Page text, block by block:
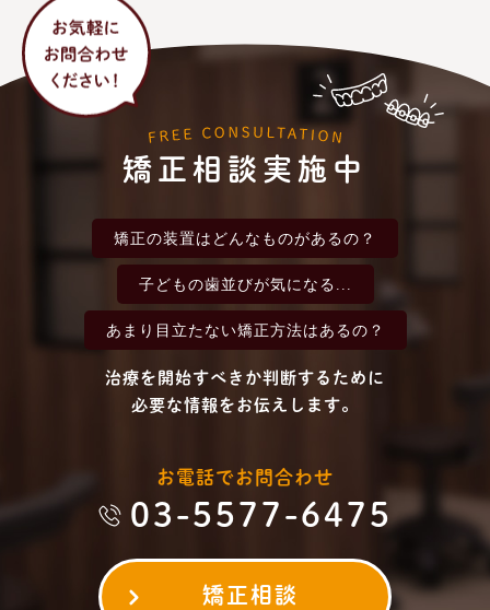
矯正相談実施中
矯正の装置は どんなものがあるの？
子どもの歯並びが気になる...
あまり目立たない矯正方法はあるの？
治療を開始すべきか判断するために
必要な情報をお伝えします。
お電話でお問合わせ
03-5577-6475
矯正相談